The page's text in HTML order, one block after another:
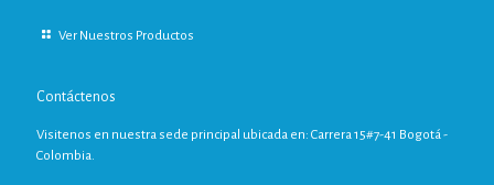
Ver Nuestros Productos
Contáctenos
Visitenos en nuestra sede principal ubicada en: Carrera 15#7-41 Bogotá -
Colombia.